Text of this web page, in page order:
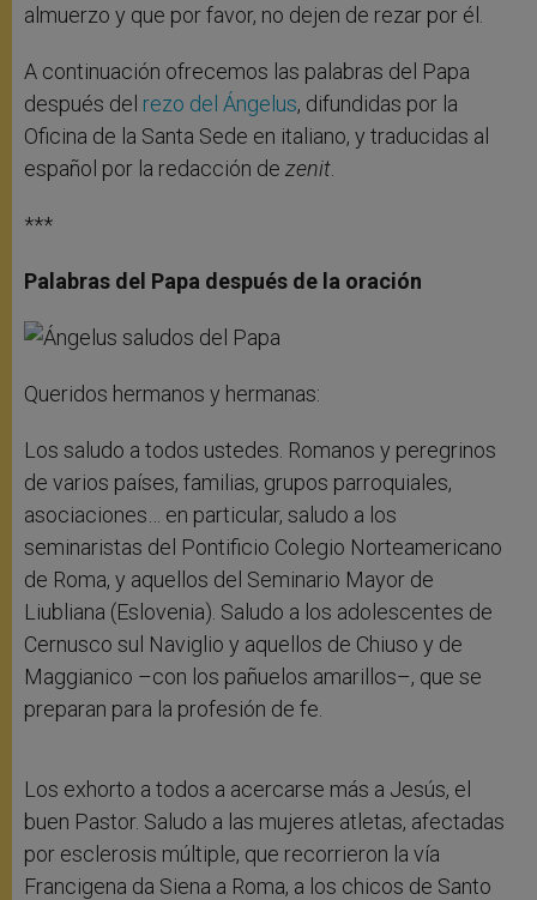
almuerzo y que por favor, no dejen de rezar por él.
A continuación ofrecemos las palabras del Papa
después del rezo del Ángelus, difundidas por la
Oficina de la Santa Sede en italiano, y traducidas al
español por la redacción de zenit
***
Palabras del Papa después de la oración
Queridos hermanos y hermanas:
Los saludo a todos ustedes. Romanos y peregrinos
de varios países, familias, grupos parroquiales,
asociaciones… en particular, saludo a los
seminaristas del Pontificio Colegio Norteamericano
de Roma, y aquellos del Seminario Mayor de
Liubliana (Eslovenia). Saludo a los adolescentes de
Cernusco sul Naviglio y aquellos de Chiuso y de
Maggianico –con los pañuelos amarillos–, que se
preparan para la profesión de fe.
Los exhorto a todos a acercarse más a Jesús, el
buen Pastor. Saludo a las mujeres atletas, afectadas
por esclerosis múltiple, que recorrieron la vía
Francigena da Siena a Roma, a los chicos de Santo